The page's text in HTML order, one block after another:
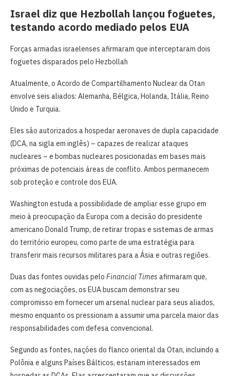
Israel diz que Hezbollah lançou foguetes,
testando acordo mediado pelos EUA
Forças armadas israelenses afirmaram que interceptaram dois
foguetes disparados pelo Hezbollah
Atualmente, o Acordo de Compartilhamento Nuclear da Otan
envolve seis aliados: Alemanha, Bélgica, Holanda, Itália, Reino
Unido e Turquia.
Eles são autorizados a hospedar aeronaves de dupla capacidade
(DCA, na sigla em inglês) – capazes de realizar ataques
nucleares – e bombas nucleares posicionadas em bases mais
próximas de potenciais áreas de conflito. Ambos permanecem
sob proteção e controle dos EUA.
Washington estuda a possibilidade de ampliar esse grupo em
meio à preocupação da Europa com a decisão do presidente
americano Donald Trump, de retirar tropas e sistemas de armas
do território europeu, como parte de uma estratégia para
transferir mais recursos militares para a Ásia e outras regiões.
Duas das fontes ouvidas pelo Financial Times afirmaram que,
com as negociações, os EUA buscam demonstrar seu
compromisso em fornecer um arsenal nuclear para seus aliados,
mesmo enquanto os pressionam a assumir uma parcela maior das
responsabilidades com defesa convencional.
Segundo as fontes, nações do flanco oriental da Otan, incluindo a
Polônia e alguns Países Bálticos, estariam interessados em